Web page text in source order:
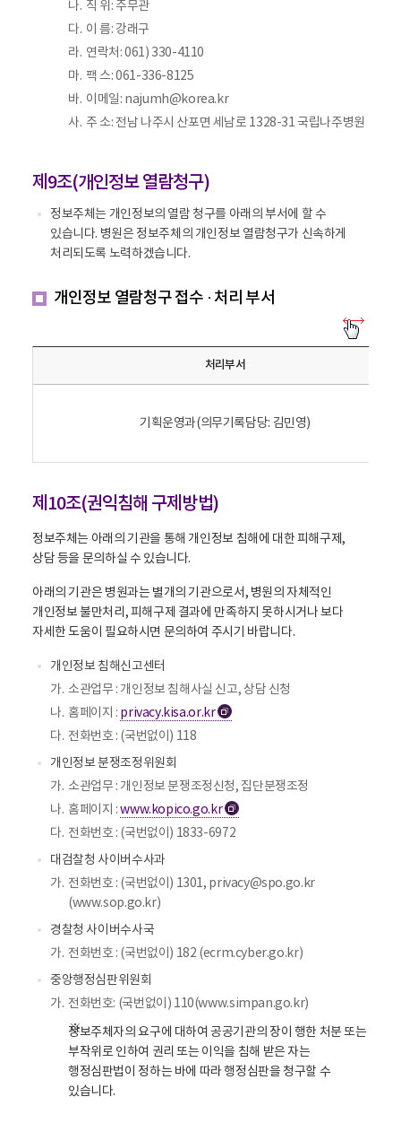
나. 직 위: 주무관
다. 이 름: 강래구
라. 연락처: 061) 330-4110
마. 팩 스: 061-336-8125
바. 이메일: najumh@korea.kr
사. 주 소: 전남 나주시 산포면 세남로 1328-31 국립나주병원
제9조(개인정보 열람청구)
정보주체는 개인정보의 열람 청구를 아래의 부서에 할 수
있습니다. 병원은 정보주체의 개인정보 열람청구가 신속하게
처리되도록 노력하겠습니다.
개인정보 열람청구 접수 · 처리 부서
열
·
리
부
-
개
인
정
보
열
람
청
의
락
니
처리부서
기획운영과(의무기록담당: 김민영)
제10조(권익침해 구제방법)
정보주체는 아래의 기관을 통해 개인정보 침해에 대한 피해구제,
상담 등을 문의하실 수 있습니다.
아래의 기관은 병원과는 별개의 기관으로서, 병원의 자체적인
개인정보 불만처리, 피해구제 결과에 만족하지 못하시거나 보다
자세한 도움이 필요하시면 문의하여 주시기 바랍니다.
개인정보 침해신고센터
가. 소관업무 : 개인정보 침해사실 신고, 상담 신청
나. 홈페이지 : privacy.kisa.or.kr새
다. 전화번호 : (국번없이) 118
개인정보 분쟁조정위원회
가. 소관업무 : 개인정보 분쟁조정신청, 집단분쟁조정
나. 홈페이지 :www.kopico.go.kr새
창
다. 전화번호 : (국번없이) 1833-6972
대검찰청 사이버수사과
가. 전화번호 : (국번없이) 1301, privacy@spo.go.kr
(www.sop.go.kr)
경찰청 사이버수사국
가. 전화번호 : (국번없이) 182 (ecrm.cyber.go.kr)
중앙행정심판위원회
가. 전화번호: (국번없이) 110(www.simpan.go.kr)
정보주체자의 요구에 대하여 공공기관의 장이 행한 처분 또는
부작위로 인하여 권리 또는 이익을 침해 받은 자는
행정심판법이 정하는 바에 따라 행정심판을 청구할 수
있습니다.